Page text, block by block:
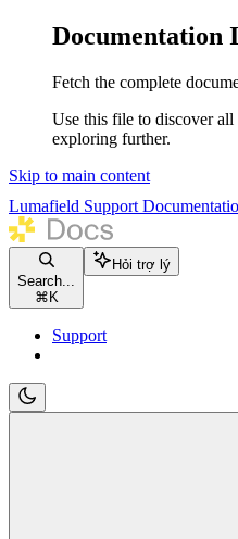
Documentation
Fetch the complete
Use this file to discover all
exploring further.
Skip to main content
Lumafield Support
Search...
⌘ K
Hỏi trợ lý
Support